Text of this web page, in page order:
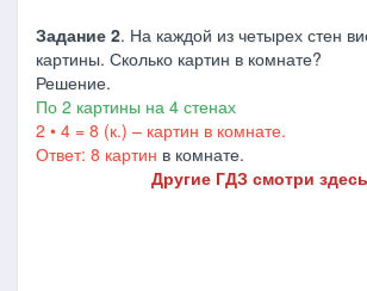
Задание 2. На каждой из четырех стен
картины. Сколько картин в комнате?
Решение.
По 2 картины на 4 стенах
2 • 4 = 8 (к.) – картин в комнате.
Ответ: 8 картин в комнате.
Другие ГДЗ смотри